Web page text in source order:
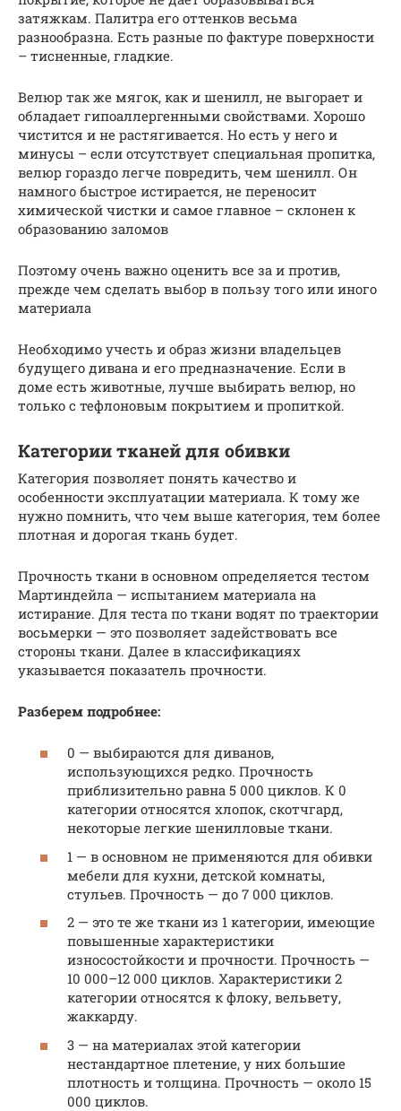
затяжкам. Палитра его оттенков весьма
разнообразна. Есть разные по фактуре поверхности
– тисненные, гладкие.
Велюр так же мягок, как и шенилл, не выгорает и
обладает гипоаллергенными свойствами. Хорошо
чистится и не растягивается. Но есть у него и
минусы – если отсутствует специальная пропитка,
велюр гораздо легче повредить, чем шенилл. Он
намного быстрое истирается, не переносит
химической чистки и самое главное – склонен к
образованию заломов
Поэтому очень важно оценить все за и против,
прежде чем сделать выбор в пользу того или иного
материала
Необходимо учесть и образ жизни владельцев
будущего дивана и его предназначение. Если в
доме есть животные, лучше выбирать велюр, но
только с тефлоновым покрытием и пропиткой.
Категории тканей для обивки
Категория позволяет понять качество и
особенности эксплуатации материала. К тому же
нужно помнить, что чем выше категория, тем более
плотная и дорогая ткань будет.
Прочность ткани в основном определяется тестом
Мартиндейла — испытанием материала на
истирание. Для теста по ткани водят по траектории
восьмерки — это позволяет задействовать все
стороны ткани. Далее в классификациях
указывается показатель прочности.
Разберем подробнее:
0 — выбираются для диванов,
использующихся редко. Прочность
приблизительно равна 5 000 циклов. К 0
категории относятся хлопок, скотчгард,
некоторые легкие шенилловые ткани.
1 — в основном не применяются для обивки
мебели для кухни, детской комнаты,
стульев. Прочность — до 7 000 циклов.
2 — это те же ткани из 1 категории, имеющие
повышенные характеристики
износостойкости и прочности. Прочность —
10 000–12 000 циклов. Характеристики 2
категории относятся к флоку, вельвету,
жаккарду.
3 — на материалах этой категории
нестандартное плетение, у них большие
плотность и толщина. Прочность — около 15
000 циклов.